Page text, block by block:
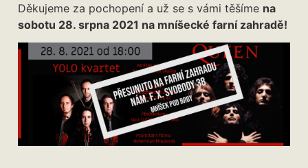
Děkujeme za pochopení a už se s vámi těšíme na
sobotu 28. srpna 2021 na mníšecké farní zahradě!